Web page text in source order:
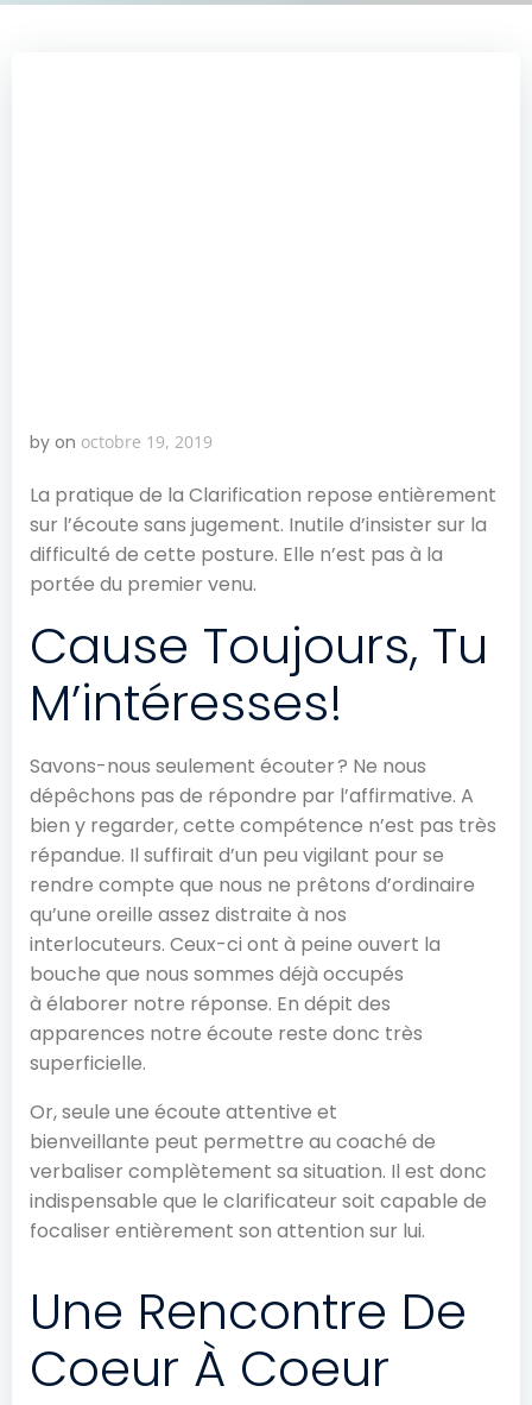
by on octobre 19, 2019
La pratique de la Clarification repose entièrement
sur l’écoute sans jugement. Inutile d’insister sur la
difficulté de cette posture. Elle n’est pas à la
portée du premier venu.
Cause Toujours, Tu
M’intéresses!
Savons-nous seulement écouter ? Ne nous
dépêchons pas de répondre par l’affirmative. A
bien y regarder, cette compétence n’est pas très
répandue. Il suffirait d’un peu vigilant pour se
rendre compte que nous ne prêtons d’ordinaire
qu’une oreille assez distraite à nos
interlocuteurs. Ceux-ci ont à peine ouvert la
bouche que nous sommes déjà occupés
à élaborer notre réponse. En dépit des
apparences notre écoute reste donc très
superficielle.
Or, seule une écoute attentive et
bienveillante peut permettre au coaché de
verbaliser complètement sa situation. Il est donc
indispensable que le clarificateur soit capable de
focaliser entièrement son attention sur lui.
Une Rencontre De
Coeur À Coeur